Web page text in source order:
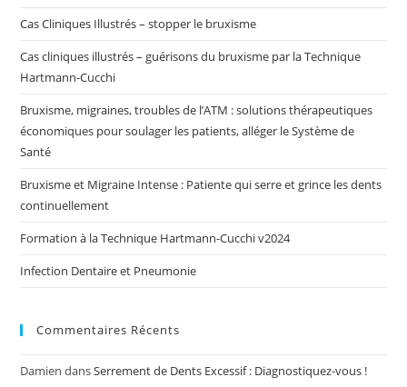
Cas Cliniques Illustrés – stopper le bruxisme
Cas cliniques illustrés – guérisons du bruxisme par la Technique
Hartmann-Cucchi
Bruxisme, migraines, troubles de l’ATM : solutions thérapeutiques
économiques pour soulager les patients, alléger le Système de
Santé
Bruxisme et Migraine Intense : Patiente qui serre et grince les dents
continuellement
Formation à la Technique Hartmann-Cucchi v2024
Infection Dentaire et Pneumonie
Commentaires Récents
Damien dansSerrement de Dents Excessif : Diagnostiquez-vous !